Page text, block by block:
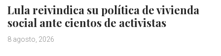
Lula reivindica su política de vivienda
social ante cientos de activistas
8 agosto, 2026